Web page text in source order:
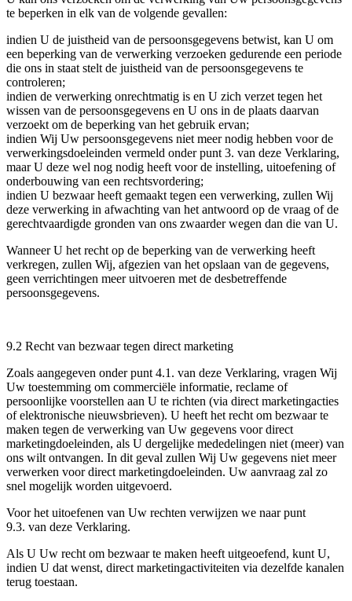
te beperken in elk van de volgende gevallen:
indien U de juistheid van de persoonsgegevens betwist, kan U om
een beperking van de verwerking verzoeken gedurende een periode
die ons in staat stelt de juistheid van de persoonsgegevens te
controleren;
indien de verwerking onrechtmatig is en U zich verzet tegen het
wissen van de persoonsgegevens en U ons in de plaats daarvan
verzoekt om de beperking van het gebruik ervan;
indien Wij Uw persoonsgegevens niet meer nodig hebben voor de
verwerkingsdoeleinden vermeld onder punt 3. van deze Verklaring,
maar U deze wel nog nodig heeft voor de instelling, uitoefening of
onderbouwing van een rechtsvordering;
indien U bezwaar heeft gemaakt tegen een verwerking, zullen Wij
deze verwerking in afwachting van het antwoord op de vraag of de
gerechtvaardigde gronden van ons zwaarder wegen dan die van U.
Wanneer U het recht op de beperking van de verwerking heeft
verkregen, zullen Wij, afgezien van het opslaan van de gegevens,
geen verrichtingen meer uitvoeren met de desbetreffende
persoonsgegevens.
​​​​​​​9.2 Recht van bezwaar tegen direct marketing
Zoals aangegeven onder punt 4.1. van deze Verklaring, vragen Wij
Uw toestemming om commerciële informatie, reclame of
persoonlijke voorstellen aan U te richten (via direct marketingacties
of elektronische nieuwsbrieven). U heeft het recht om bezwaar te
maken tegen de verwerking van Uw gegevens voor direct
marketingdoeleinden, als U dergelijke mededelingen niet (meer) van
ons wilt ontvangen. In dit geval zullen Wij Uw gegevens niet meer
verwerken voor direct marketingdoeleinden. Uw aanvraag zal zo
snel mogelijk worden uitgevoerd.
Voor het uitoefenen van Uw rechten verwijzen we naar punt
9.3. van deze Verklaring.
Als U Uw recht om bezwaar te maken heeft uitgeoefend, kunt U,
indien U dat wenst, direct marketingactiviteiten via dezelfde kanalen
terug toestaan.